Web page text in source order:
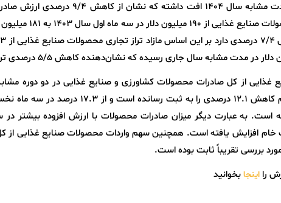
میلیون دلار در مدت مشابه سال 1404
است. به عبارت دیگر میزان صادرات محصولات با ارزش افزوده
افزایش یافته است. همچنین سهم واردات محصولات صنایع غذایی از
بررسی تقریباً ثابت بوده است.
را اینجا بخوانید